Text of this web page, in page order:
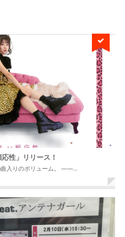
性」リリース！
曲入りのボリューム。 ——…